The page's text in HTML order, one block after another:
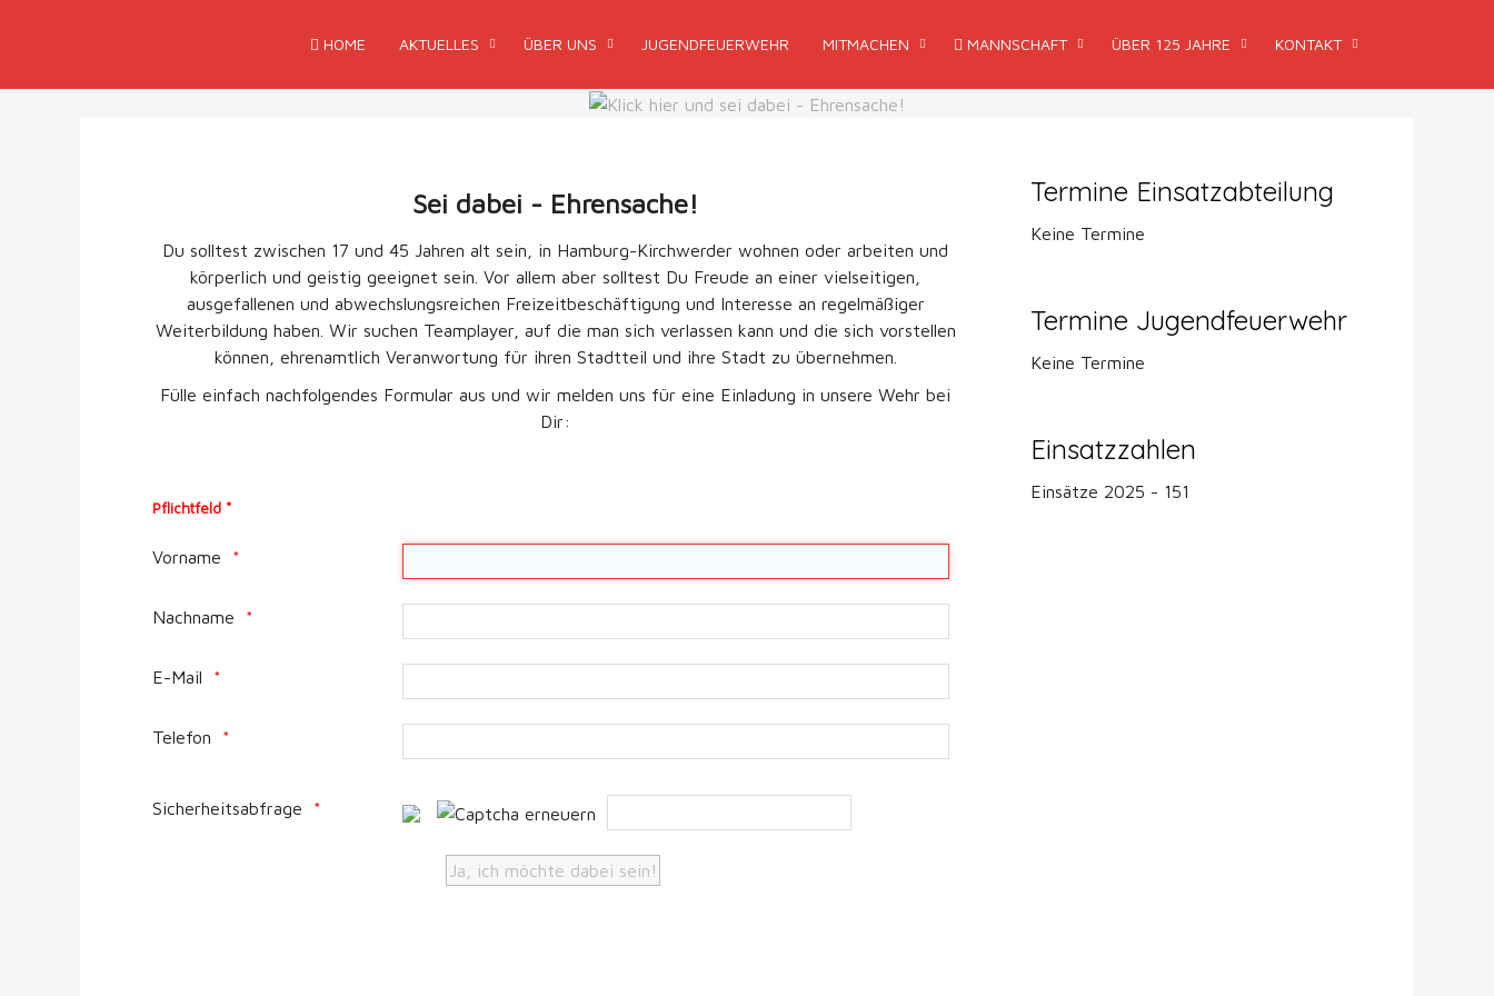
HOME AKTUELLES ÜBER UNS JUGENDFEUERWEHR MITMACHEN MANNSCHAFT ÜBER 125 JAHRE KONTAKT
Sei dabei - Ehrensache!
Du solltest zwischen 17 und 45 Jahren alt sein, in Hamburg-Kirchwerder wohnen oder arbeiten und
körperlich und geistig geeignet sein. Vor allem aber solltest Du Freude an einer vielseitigen,
ausgefallenen und abwechslungsreichen Freizeitbeschäftigung und Interesse an regelmäßiger
Weiterbildung haben. Wir suchen Teamplayer, auf die man sich verlassen kann und die sich vorstellen
können, ehrenamtlich Veranwortung für ihren Stadtteil und ihre Stadt zu übernehmen.
Fülle einfach nachfolgendes Formular aus und wir melden uns für eine Einladung in unsere Wehr bei
Dir:
Pflichtfeld *
Vorname
Nachname
E-Mail
Telefon
Sicherheitsabfrage
Termine Einsatzabteilung
Keine Termine
Termine Jugendfeuerwehr
Keine Termine
Einsatzzahlen
Einsätze 2025 - 151